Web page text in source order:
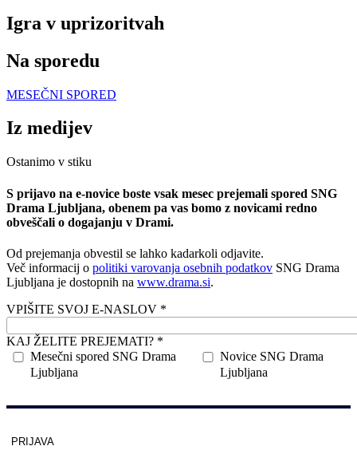
Igra v uprizoritvah
Na sporedu
MESEČNI SPORED
Iz medijev
Ostanimo v stiku
S prijavo na e-novice boste vsak mesec prejemali spored SNG
Drama Ljubljana, obenem pa vas bomo z novicami redno
obveščali o dogajanju v Drami.
Od prejemanja obvestil se lahko kadarkoli odjavite.
Več informacij o politiki varovanja osebnih podatkov SNG Drama
Ljubljana je dostopnih na www.drama.si.
VPIŠITE SVOJ E-NASLOV *
KAJ ŽELITE PREJEMATI? *
Mesečni spored SNG Drama
Ljubljana
Novice SNG Drama
Ljubljana
PRIJAVA